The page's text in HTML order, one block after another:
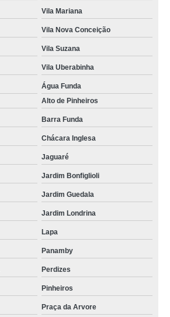
Vila Mariana
Vila Nova Conceição
Vila Suzana
Vila Uberabinha
Água Funda
Alto de Pinheiros
Barra Funda
Chácara Inglesa
Jaguaré
Jardim Bonfiglioli
Jardim Guedala
Jardim Londrina
Lapa
Panamby
Perdizes
Pinheiros
Praça da Arvore